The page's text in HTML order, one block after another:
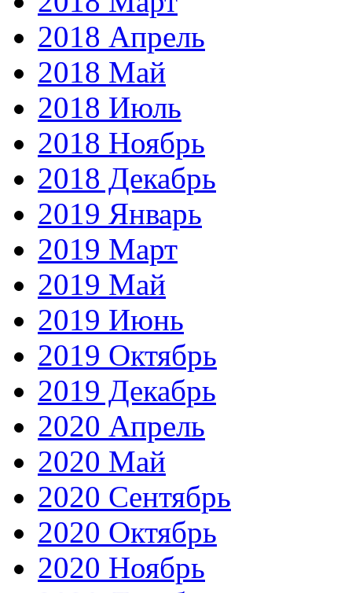
2018 Апрель
2018 Май
2018 Июль
2018 Ноябрь
2018 Декабрь
2019 Январь
2019 Март
2019 Май
2019 Июнь
2019 Октябрь
2019 Декабрь
2020 Апрель
2020 Май
2020 Сентябрь
2020 Октябрь
2020 Ноябрь